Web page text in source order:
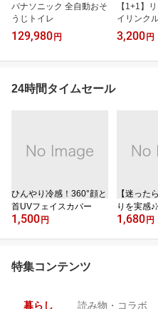
パナソニック 全自動おそ
うじトイレ
129,980 円
【1+1】
イリンク
3,200 円
24時間タイムセール
ひんやり冷感！360°顔と
首UVフェイスカバー
1,500 円
【迷った
りを実感
1,680 円
特集コンテンツ
暮らし 読み物・コラボ